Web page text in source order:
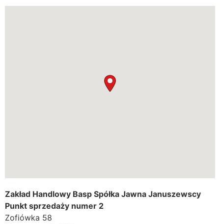
Zakład Handlowy Basp Spółka Jawna Januszewscy
Punkt sprzedaży numer 2
Zofiówka 58